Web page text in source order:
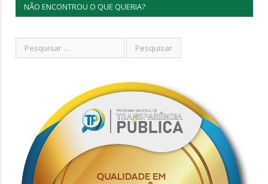
NÃO ENCONTROU O QUE QUERIA?